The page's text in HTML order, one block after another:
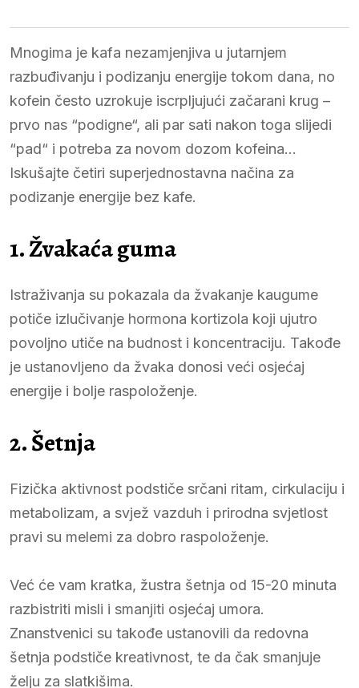
Mnogima je kafa nezamjenjiva u jutarnjem
razbuđivanju i podizanju energije tokom dana, no
kofein često uzrokuje iscrpljujući začarani krug –
prvo nas “podigne“, ali par sati nakon toga slijedi
“pad“ i potreba za novom dozom kofeina…
Iskušajte četiri superjednostavna načina za
podizanje energije bez kafe.
1. Žvakaća guma
Istraživanja su pokazala da žvakanje kaugume
potiče izlučivanje hormona kortizola koji ujutro
povoljno utiče na budnost i koncentraciju. Takođe
je ustanovljeno da žvaka donosi veći osjećaj
energije i bolje raspoloženje.
2. Šetnja
Fizička aktivnost podstiče srčani ritam, cirkulaciju i
metabolizam, a svjež vazduh i prirodna svjetlost
pravi su melemi za dobro raspoloženje.
Već će vam kratka, žustra šetnja od 15-20 minuta
razbistriti misli i smanjiti osjećaj umora.
Znanstvenici su takođe ustanovili da redovna
šetnja podstiče kreativnost, te da čak smanjuje
želju za slatkišima.